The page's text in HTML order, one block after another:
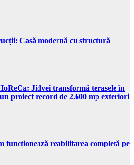
Casă modernă cu structură
Jidvei transformă terasele în
proiect record de 2.600 mp exteriori
funcționează reabilitarea completă pe